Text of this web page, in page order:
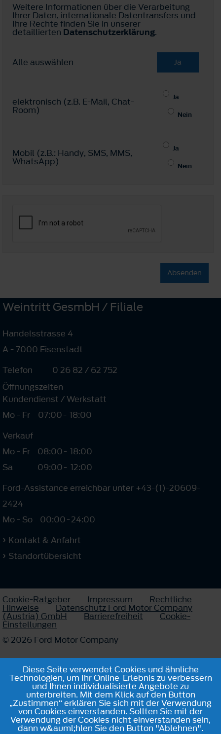
Weitere Informationen über die Verarbeitung
Ihrer Daten, internationale Datentransfers und
Ihre Rechte finden Sie in unserer
detaillierten Datenschutzerklärung.
Alle auswählen Ja
elektronisch (z.B. E-Mail, Chat-
Room)
Ja
Nein
Mobil (z.B.: Handy, SMS, MMS,
WhatsApp)
Ja
Nein
Absenden
Weintritt GesmbH / Filiale
Handelsstrasse 4
A - 7000 Eisenstadt
Telefon
0 26 82 / 62 752
Öffnungszeiten
Kundendienst / Werkstatt
Mo - Fr
07:00- 18:00
Verkauf
Mo - Fr
08:00- 18:00
Sa
09:00- 12:00
Ford-Assistance erreichbar unter +43-(1)-20609-
2424
Mo - So
00:00-24:00
Kontakt & Anfahrt
Standortübersicht
Cookie-Ratgeber Impressum Rechtliche
Hinweise Datenschutz Ford Motor Company
(Austria) GmbH Barrierefreiheit Cookie-
Einstellungen
© 2026 Ford Motor Company
Diese Seite verwendet Cookies und ähnliche
Technologien, um Ihr Online-Erlebnis zu verbessern
und Ihnen individualisierte Angebote zu
unterbreiten. Mit dem Klick auf den Button
„Zustimmen“ erklären Sie sich mit der Verwendung
von Cookies einverstanden. Sollten Sie mit der
Verwendung der Cookies nicht einverstanden sein,
dann w&auml;hlen Sie den Button "Ablehnen".